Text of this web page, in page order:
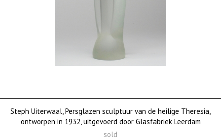
Steph Uiterwaal, Persglazen sculptuur van de heilige Theresia,
ontworpen in 1932, uitgevoerd door Glasfabriek Leerdam
sold